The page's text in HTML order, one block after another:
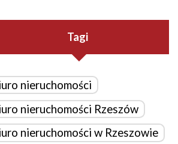
Tagi
nieruchomości
nieruchomości Rzeszów
nieruchomości w Rzeszowie